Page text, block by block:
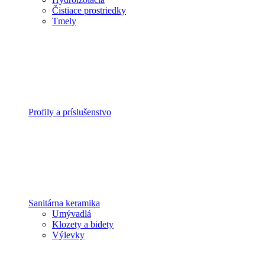
Čistiace prostriedky
Tmely
Profily a príslušenstvo
Sanitárna keramika
Umývadlá
Klozety a bidety
Výlevky